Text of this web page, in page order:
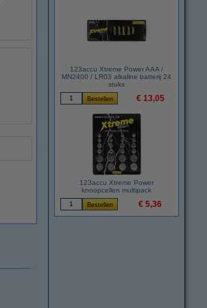
123accu Xtreme Power AAA /
MN2400 / LR03 alkaline batterij 24
stuks
€ 13,05
123accu Xtreme Power
knoopcellen multipack
€ 5,36